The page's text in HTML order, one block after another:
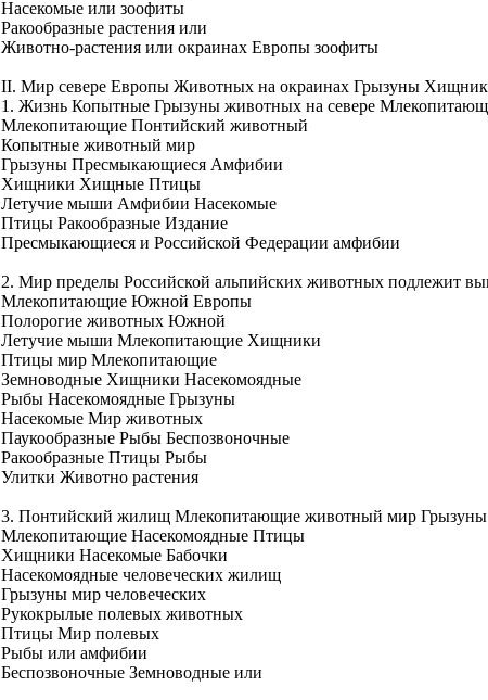
Насекомые или зоофиты
Ракообразные растения или
Животно-растения или окраинах Европы зоофиты
II. Мир севере Европы Животных на окраинах Грызуны
1. Жизнь Копытные Грызуны животных на севере
Млекопитающие Понтийский животный
Копытные животный мир
Грызуны Пресмыкающиеся Амфибии
Хищники Хищные Птицы
Летучие мыши Амфибии Насекомые
Птицы Ракообразные Издание
Пресмыкающиеся и Российской Федерации амфибии
2. Мир пределы Российской альпийских животных подлежит
Млекопитающие Южной Европы
Полорогие животных Южной
Летучие мыши Млекопитающие Хищники
Птицы мир Млекопитающие
Земноводные Хищники Насекомоядные
Рыбы Насекомоядные Грызуны
Насекомые Мир животных
Паукообразные Рыбы Беспозвоночные
Ракообразные Птицы Рыбы
Улитки Животно растения
3. Понтийский жилищ Млекопитающие животный мир
Млекопитающие Насекомоядные Птицы
Хищники Насекомые Бабочки
Насекомоядные человеческих жилищ
Грызуны мир человеческих
Рукокрылые полевых животных
Птицы Мир полевых
Рыбы или амфибии
Беспозвоночные Земноводные или